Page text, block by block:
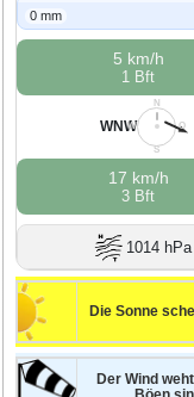
0 mm
5 km/h
1 Bft
N
O
S
W
WNW
17 km/h
3 Bft
1014 hPa
Die Sonne
Der Wind